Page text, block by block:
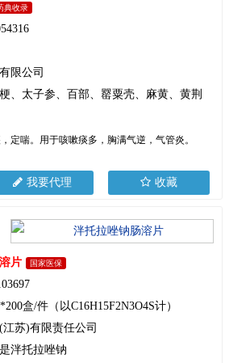
典收录
限公司
、太子参、百部、罂粟壳、麻黄、黄荆
定喘。用于咳嗽痰多，胸满气逆，气管炎。
我要代理 收藏
片 国家医保
盒/件（以C16H15F2N3O4S计）
苏)有限责任公司
泮托拉唑钠